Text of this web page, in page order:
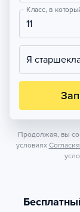
Класс, в
11
Я
Продолжая, вы
условиях